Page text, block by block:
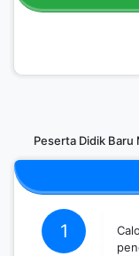
Peserta Didik Baru
1